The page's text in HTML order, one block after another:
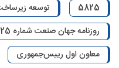
5825
توسعه
روزنامه جهان صنعت شماره 5825
معاون اول رییس‌جمهوری